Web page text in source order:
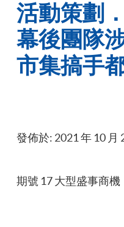
活動策劃
幕後團隊
市集搞手
發佈於: 2021 年 10 月
期號 17 大型盛事商機